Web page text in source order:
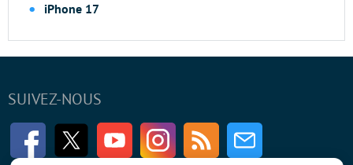
iPhone 17
SUIVEZ-NOUS
FacebookTwitter Youtube InstagramRSS Newsletter